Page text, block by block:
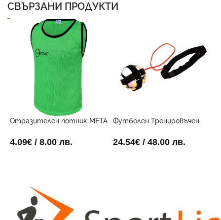
СВЪРЗАНИ ПРОДУКТИ
Отразителен потник META
4.09€ / 8.00 лв.
Футболен Тренировъчен
24.54€/ 48.00 лв.